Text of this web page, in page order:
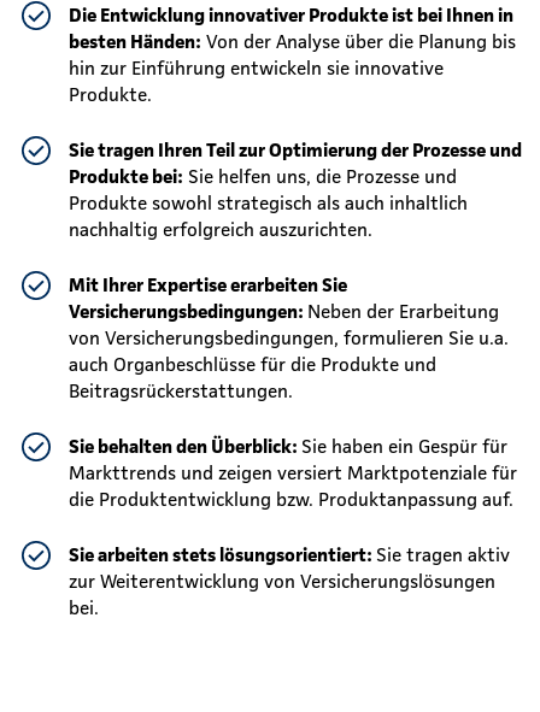
Die Entwicklung innovativer Produkte ist bei Ihnen in
besten Händen: Von der Analyse über die Planung bis
hin zur Einführung entwickeln sie innovative
Produkte.
Sie tragen Ihren Teil zur Optimierung der Prozesse und
Produkte bei: Sie helfen uns, die Prozesse und
Produkte sowohl strategisch als auch inhaltlich
nachhaltig erfolgreich auszurichten.
Mit Ihrer Expertise erarbeiten Sie
Versicherungsbedingungen: Neben der Erarbeitung
von Versicherungsbedingungen, formulieren Sie u.a.
auch Organbeschlüsse für die Produkte und
Beitragsrückerstattungen.
Sie behalten den Überblick: Sie haben ein Gespür für
Markttrends und zeigen versiert Marktpotenziale für
die Produktentwicklung bzw. Produktanpassung auf.
Sie arbeiten stets lösungsorientiert: Sie tragen aktiv
zur Weiterentwicklung von Versicherungslösungen
bei.